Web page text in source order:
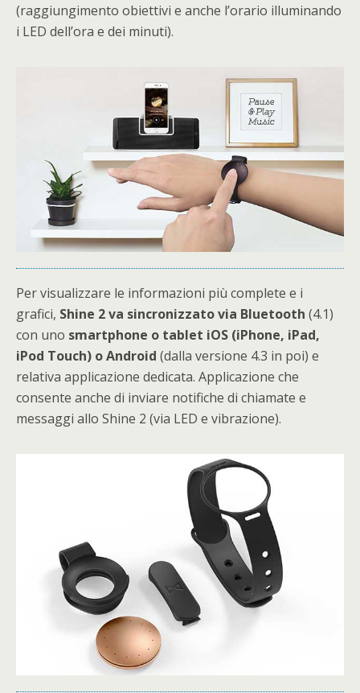
(raggiungimento obiettivi e anche l’orario illuminando
i LED dell’ora e dei minuti).
Per visualizzare le informazioni più complete e i
grafici, Shine 2 va sincronizzato via Bluetooth (4.1)
con uno smartphone o tablet iOS (iPhone, iPad,
iPod Touch) o Android (dalla versione 4.3 in poi) e
relativa applicazione dedicata. Applicazione che
consente anche di inviare notifiche di chiamate e
messaggi allo Shine 2 (via LED e vibrazione).